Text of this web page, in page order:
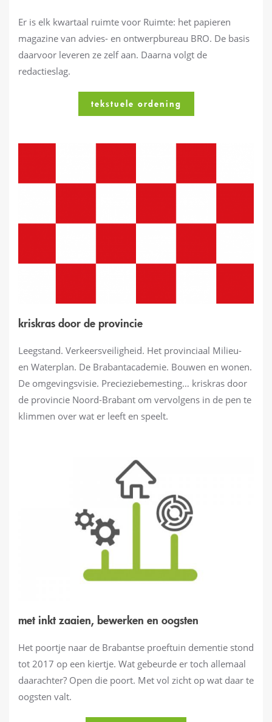
Er is elk kwartaal ruimte voor Ruimte: het papieren
magazine van advies- en ontwerpbureau BRO. De basis
daarvoor leveren ze zelf aan. Daarna volgt de
redactieslag.
tekstuele ordening
kriskras door de provincie
Leegstand. Verkeersveiligheid. Het provinciaal Milieu-
en Waterplan. De Brabantacademie. Bouwen en wonen.
De omgevingsvisie. Precieziebemesting… kriskras door
de provincie Noord-Brabant om vervolgens in de pen te
klimmen over wat er leeft en speelt.
met inkt zaaien, bewerken en oogsten
Het poortje naar de Brabantse proeftuin dementie stond
tot 2017 op een kiertje. Wat gebeurde er toch allemaal
daarachter? Open die poort. Met vol zicht op wat daar te
oogsten valt.